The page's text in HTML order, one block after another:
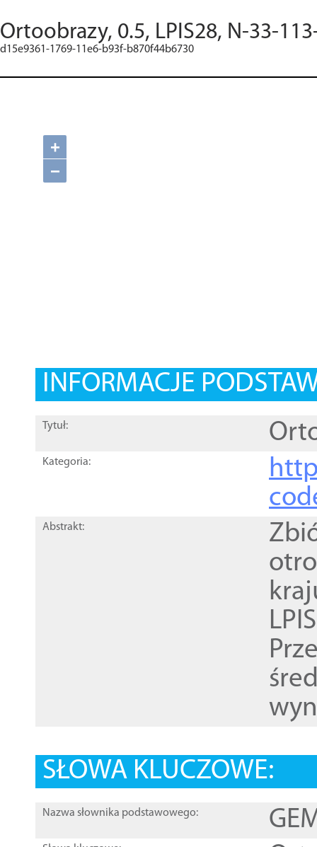
Ortoobrazy, 0.5, LPIS28, N-33-
d15e9361-1769-11e6-b93f-b870f44b6730
+
−
INFORMACJE
Tytuł:
Kategoria:
Abstrakt:
SŁOWA KLUCZOWE:
Nazwa słownika podstawowego: